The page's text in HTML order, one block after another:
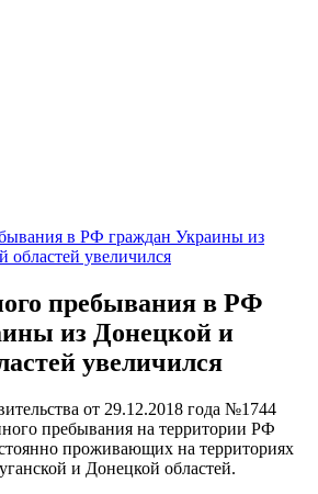
в РФ граждан Украины из
областей увеличился
пребывания в РФ
из Донецкой и
увеличился
от 29.12.2018 года №1744
пребывания на территории РФ
проживающих на территориях
и Донецкой областей.